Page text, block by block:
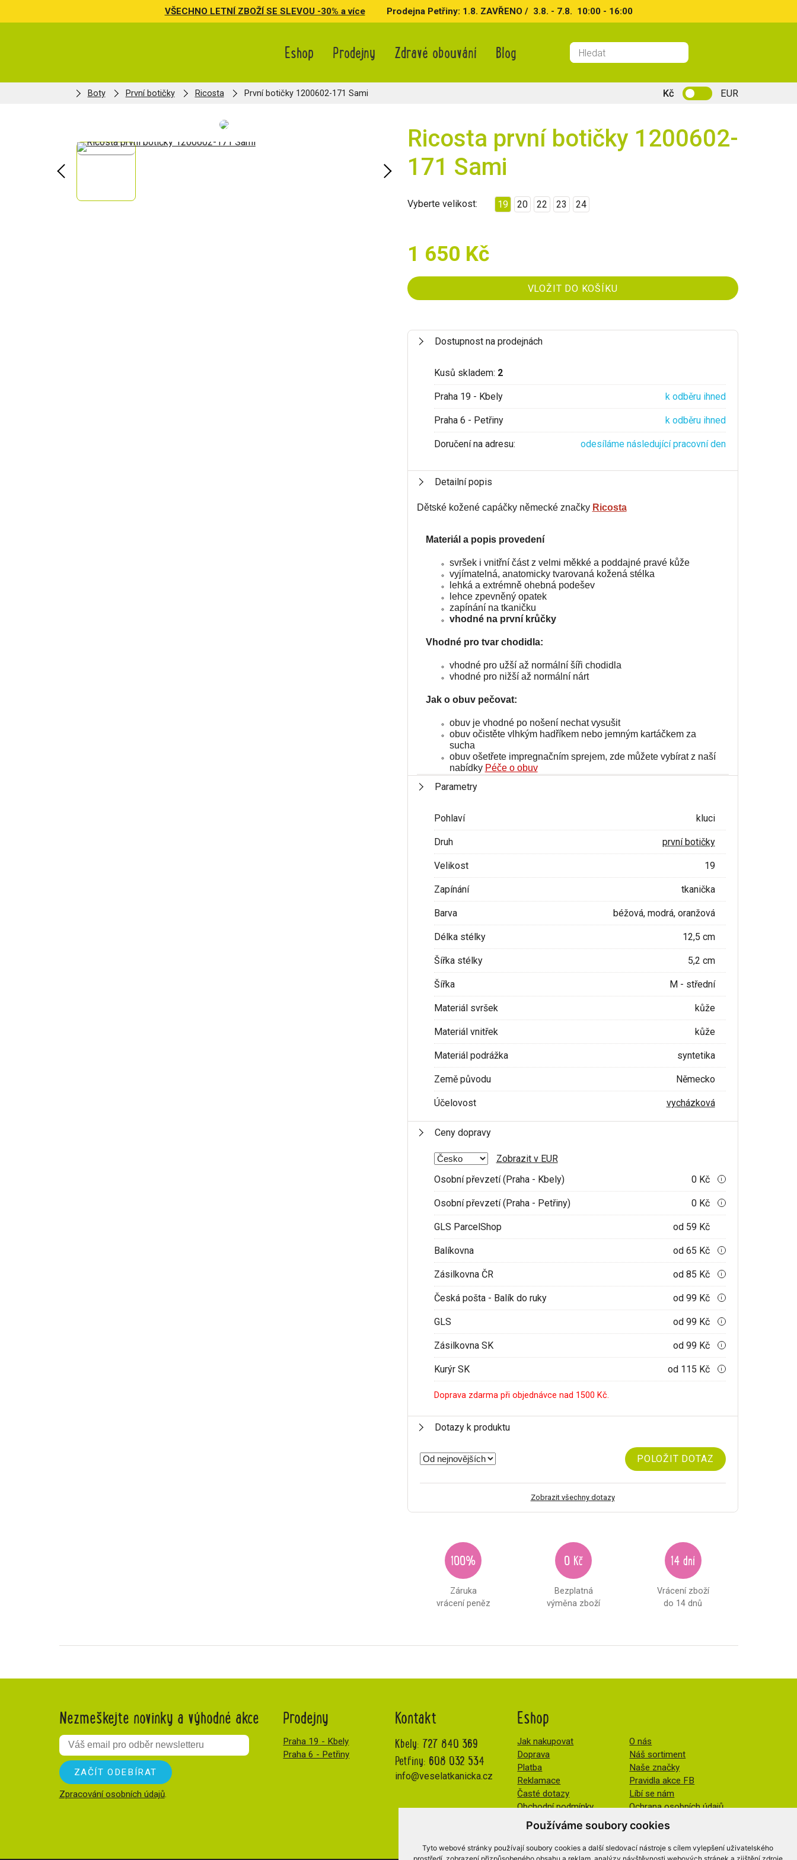
Používáme soubory cookies
Tyto webové stránky používají soubory cookies a další sledovací nástroje s cílem vylepšení uživatelského
VŠECHNO LETNÍ ZBOŽÍ SE SLEVOU -30% a více Prodejna Petřiny: 1.8. ZAVŘENO / 3.8. - 7.8. 10:00 - 16:00
Eshop Prodejny Zdravé obouvání Blog
Boty První botičky Ricosta První botičky 1200602-171 Sami Kč EUR
Ricosta první botičky 1200602-
171 Sami
Vyberte velikost: 19 20 22 23 24
1 650 Kč
Dostupnost na prodejnách
Kusů skladem: 2
Praha 19 - Kbely k odběru ihned
Praha 6 - Petřiny k odběru ihned
Doručení na adresu: odesíláme následující pracovní den
Detailní popis
Dětské kožené capáčky německé značky Ricosta
Materiál a popis provedení
svršek i vnitřní část z velmi měkké a poddajné pravé kůže
vyjímatelná, anatomicky tvarovaná kožená stélka
lehká a extrémně ohebná podešev
lehce zpevněný opatek
zapínání na tkaničku
vhodné na první krůčky
Vhodné pro tvar chodidla:
vhodné pro užší až normální šíři chodidla
vhodné pro nižší až normálnínárt
Jak o obuv pečovat:
obuv je vhodné po nošení nechat vysušit
obuv očistěte vlhkým hadříkem nebo jemným kartáčkem za
sucha
obuv ošetřete impregnačním sprejem, zde můžete vybírat z naší
nabídky Péče o obuv
Parametry
Pohlaví kluci
Druh první botičky
Velikost 19
Zapínání tkanička
Barva béžová, modrá, oranžová
Délka stélky 12,5 cm
Šířka stélky 5,2 cm
Šířka M - střední
Materiál svršek kůže
Materiál vnitřek kůže
Materiál podrážka syntetika
Země původu Německo
Účelovost vycházková
Ceny dopravy
Zobrazit v EUR
Osobní převzetí (Praha - Kbely)
0 Kč i
Osobní převzetí (Praha - Petřiny) 0 Kč i
GLS ParcelShop od 59 Kč
Balíkovna od 65 Kč i
Zásilkovna ČR od 85 Kč i
Česká pošta - Balík do ruky od 99 Kč i
GLS od 99 Kč i
Zásilkovna SK od 99 Kč i
Kurýr SK od 115 Kč i
Doprava zdarma při objednávce nad 1500 Kč.
Dotazy k produktu
POLOŽIT DOTAZ
Zobrazit všechny dotazy
100%
Záruka
vrácení peněz
0 Kč
Bezplatná
výměna zboží
14 dní
Vrácení zboží
do 14 dnů
Nezmeškejte novinky a výhodné akce
Zpracování osobních údajů.
Prodejny
Praha 19 - Kbely
Praha 6 - Petřiny
Kontakt
Kbely: 727 840 369
Petřiny: 608 032 534
info@veselatkanicka.cz
Eshop
Jak nakupovat
Doprava
Platba
Reklamace
Časté dotazy
Obchodní podmínky
O nás
Náš sortiment
Naše značky
Pravidla akce FB
Líbí se nám
Ochrana osobních údajů
Změnit nastavení cookies